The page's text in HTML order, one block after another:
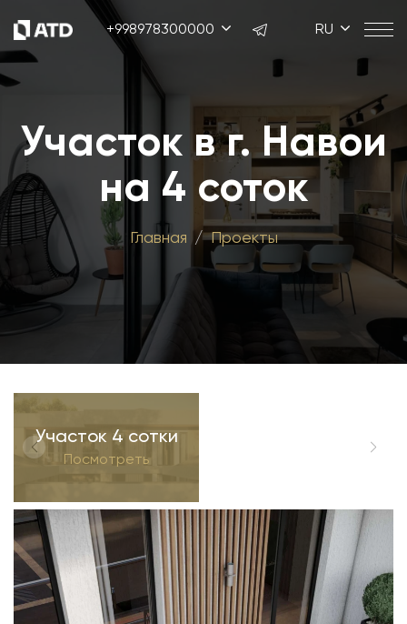
+998978300000 RU
Участок в г. Навои
на 4 соток
Главная Проекты
Участок 4 сотки
Посмотреть